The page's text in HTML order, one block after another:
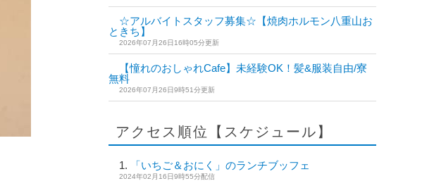
☆アルバイトスタッフ募集☆【焼肉ホルモン八重山お
ときち】
2026年07月26日16時05分更新
【憧れのおしゃれCafe】未経験OK！髪&服装自由/寮
無料
2026年07月26日9時51分更新
アクセス順位【スケジュール】
「いちご＆おにく」のランチブッフェ
2024年02月16日9時55分配信